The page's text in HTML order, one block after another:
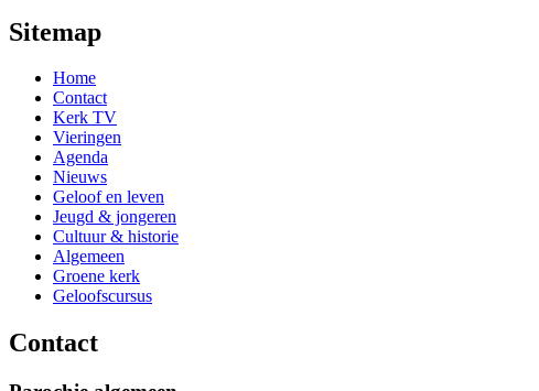
Sitemap
Home
Contact
Kerk TV
Vieringen
Agenda
Nieuws
Geloof en leven
Jeugd & jongeren
Cultuur & historie
Algemeen
Groene kerk
Geloofscursus
Contact